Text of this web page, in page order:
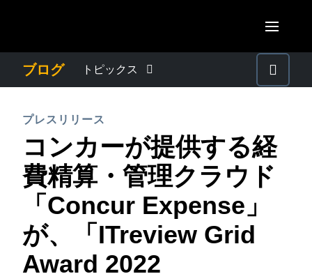
AMERICAS
Canada (Français)
México (Español)
Brasil (Português)
United Kingdom (English)
France (Français)
Deutschland (Deutsch)
Italia (Italiano)
Nederlands (English)
ASIA PACIFIC
Australia (English)
India (English)
日本（日本語)
Singapore (English)
ブログ トピックス
プレスリリース
電子帳簿保存法・インボイス制度
経理・総務の豆知識
プレスリリース
コンカーが提供する経
費精算・管理クラウド
「Concur Expense」
が、「ITreview Grid
Award 2022